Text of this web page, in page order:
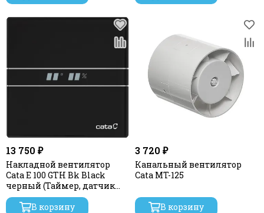
13 750 ₽
Накладной вентилятор
Cata E 100 GTH Bk Black
черный (Таймер, датчик
влажности, термометр,
дисплей)В корзину
3 720 ₽
Канальный вентилятор
Cata MT-125
В корзину